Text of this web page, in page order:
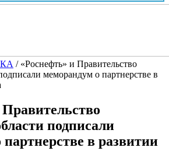
/ «Роснефть» и Правительство
меморандум о партнерстве в
подписали
в развитии